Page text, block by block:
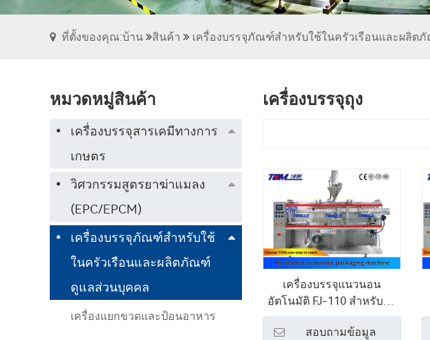
ที่ตั้งของคุณ:บ้าน สินค้า เครื่องบรรจุภัณฑ์สำหรับใช้ในครัวเรือนและผลิ
หมวดหมู่สินค้า
เครื่องบรรจุสารเคมีทางการ
เกษตร
วิศวกรรมสูตรยาฆ่าแมลง
(EPC/EPCM)
เครื่องบรรจุภัณฑ์สำหรับใช้
ในครัวเรือนและผลิตภัณฑ์
ดูแลส่วนบุคคล
เครื่องแยกขวดและป้อนอาหาร
เครื่องบรรจุถุง
เครื่องบรรจุแนวนอน
อัตโนมัติ FJ-110 สำหรับทั้ง
ของเหลวและผง
สอบถามข้อมูล